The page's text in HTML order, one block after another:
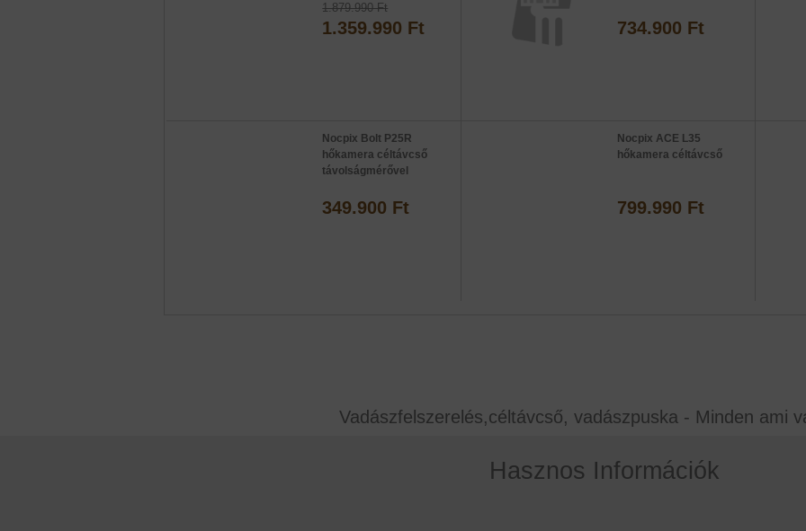
1.879.990 Ft
1.359.990 Ft 734.900 Ft
Nocpix Bolt P25R
hőkamera céltávcső
távolságmérővel
349.900 Ft
Nocpix ACE L35
hőkamera céltávcső
799.990 Ft
Vadászfelszerelés,céltávcső, vadászpuska - Minden ami
Hasznos Információk